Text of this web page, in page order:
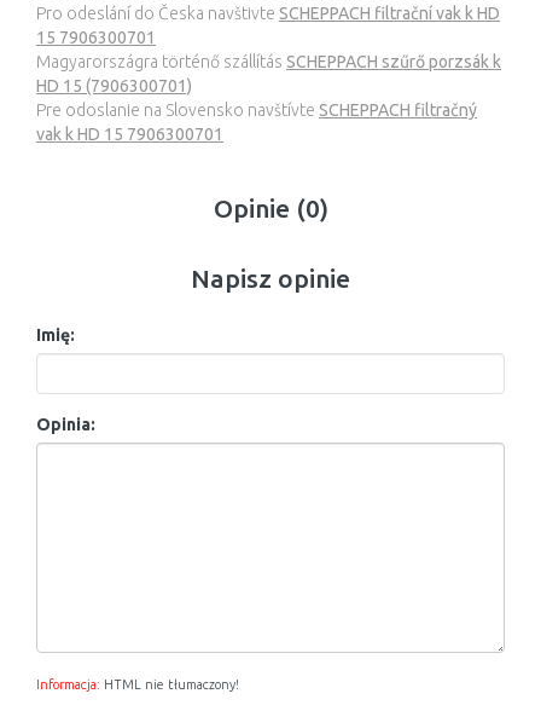
Pro odeslání do Česka navštivte SCHEPPACH filtrační vak k HD
15 7906300701
Magyarországra történő szállítás SCHEPPACH szűrő porzsák k
HD 15 (7906300701)
Pre odoslanie na Slovensko navštívte SCHEPPACH filtračný
vak k HD 15 7906300701
Opinie (0)
Napisz opinie
Imię:
Opinia:
Informacja: HTML nie tłumaczony!